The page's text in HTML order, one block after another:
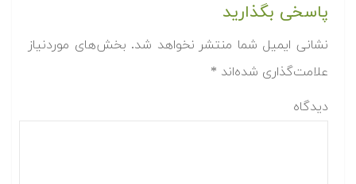
پاسخی بگذارید
نشانی ایمیل شما منتشر نخواهد شد. بخش‌های موردنیاز
علامت‌گذاری شده‌اند *
دیدگاه